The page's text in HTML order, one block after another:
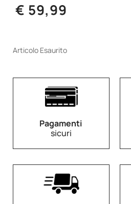
€ 59,99
Articolo Esaurito
Pagamenti
sicuri